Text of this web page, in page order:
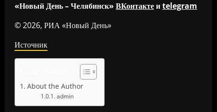
«Новый День – Челябинск» ВКонтактеиtelegram
© 2026, РИА «Новый День»
Источник
About the Author
admin